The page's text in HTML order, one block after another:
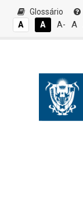
Glossário
A
A A- A